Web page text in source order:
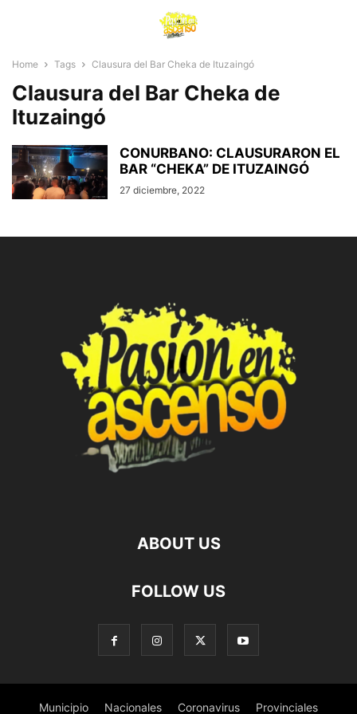
Home Tags Clausura del Bar Cheka de Ituzaingó
Clausura del Bar Cheka de
Ituzaingó
CONURBANO: CLAUSURARON EL
BAR “CHEKA” DE ITUZAINGÓ
27 diciembre, 2022
ABOUT US
FOLLOW US
Municipio Nacionales Coronavirus Provinciales